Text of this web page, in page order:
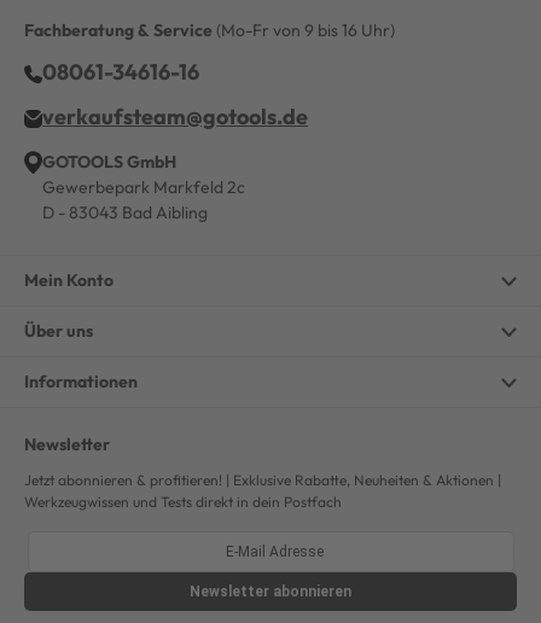
Fachberatung & Service (Mo-Fr von 9 bis 16 Uhr)
08061-34616-16
verkaufsteam@gotools.de
GOTOOLS GmbH
Gewerbepark Markfeld 2c
D - 83043 Bad Aibling
Mein Konto
Über uns
Informationen
Newsletter
Jetzt abonnieren & profitieren! | Exklusive Rabatte, Neuheiten & Aktionen |
Werkzeugwissen und Tests direkt in dein Postfach
Newsletter abonnieren